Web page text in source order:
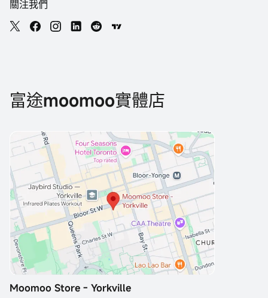
關注我們
富途moomoo實體店
Moomoo Store - Yorkville